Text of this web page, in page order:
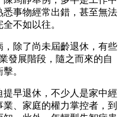
事物經常出錯，甚至無法
不如以往。
，除了尚未屆齡退休，有些
發展階段，隨之而來的自
。
早退休，不少人是家中經
、家庭的權力掌控者，到